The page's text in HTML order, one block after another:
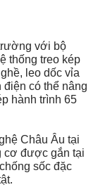
với bộ
thống treo kép
leo dốc vỉa
điện có thể nâng
hành trình 65
Châu Âu tại
cơ được gắn tại
sốc đặc